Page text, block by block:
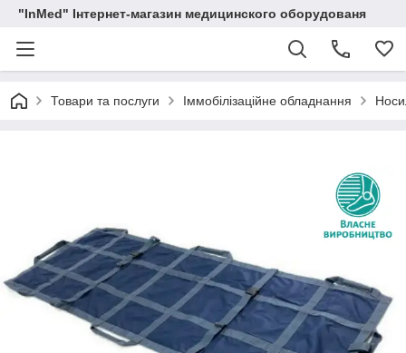
"InMed" Інтернет-магазин медицинского оборудованя
Товари та послуги Іммобілізаційне обладнання